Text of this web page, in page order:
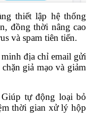
thiết lập hệ thống
đồng thời nâng cao
và spam tiên tiến.
địa chỉ email gửi
giả mạo và giảm
Giúp tự động loại bỏ
thời gian xử lý hộp